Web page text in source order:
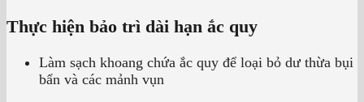
Thực hiện bảo trì dài hạn ắc quy
Làm sạch khoang chứa ắc quy để loại bỏ dư thừa bụi
bẩn và các mảnh vụn